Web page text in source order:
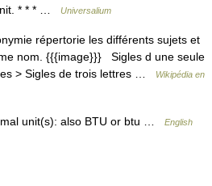
* * * …
Universalium
répertorie les différents sujets et
nom. {{{image}}} Sigles d une seule
> Sigles de trois lettres …
Wikipédia en
unit(s): also BTU or btu …
English